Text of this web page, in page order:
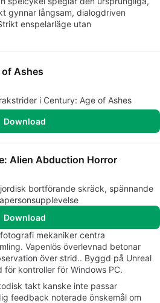
gynnar långsam, dialogdriven
enspelarläge utan
Ashes
i Century: Age of Ashes
Download
Alien Abduction Horror
bortförande skräck, spännande
Download
mekaniker centra
Vapenlös överlevnad betonar
över strid.. Byggd på Unreal
kontroller för Windows PC.
takt kanske inte passar
feedback noterade önskemål om